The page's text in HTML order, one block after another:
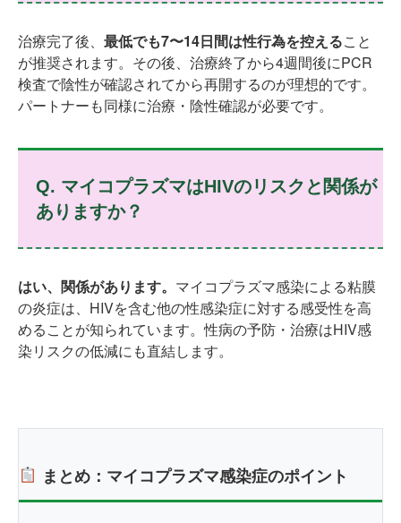
治療完了後、 最低でも7〜14日間は性行為を控えること
が推奨されます。その後、治療終了から4週間後にPCR
検査で陰性が確認されてから再開するのが理想的です。
パートナーも同様に治療・陰性確認が必要です。
Q. マイコプラズマはHIVのリスクと関係が
ありますか？
はい、関係があります。 マイコプラズマ感染による粘膜
の炎症は、HIVを含む他の性感染症に対する感受性を高
めることが知られています。性病の予防・治療はHIV感
染リスクの低減にも直結します。
まとめ：マイコプラズマ感染症のポイント